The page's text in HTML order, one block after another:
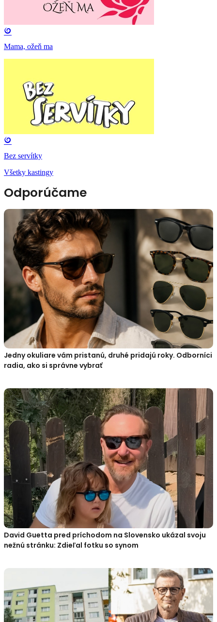
Mama, ožeň ma
Bez servítky
Všetky kastingy
Odporúčame
Jedny okuliare vám pristanú, druhé pridajú roky. Odborníci
radia, ako si správne vybrať
David Guetta pred príchodom na Slovensko ukázal svoju
nežnú stránku: Zdieľal fotku so synom